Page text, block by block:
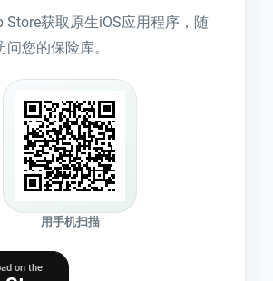
Store获取原生iOS应用程序，随
您的保险库。
用手机扫描
on the